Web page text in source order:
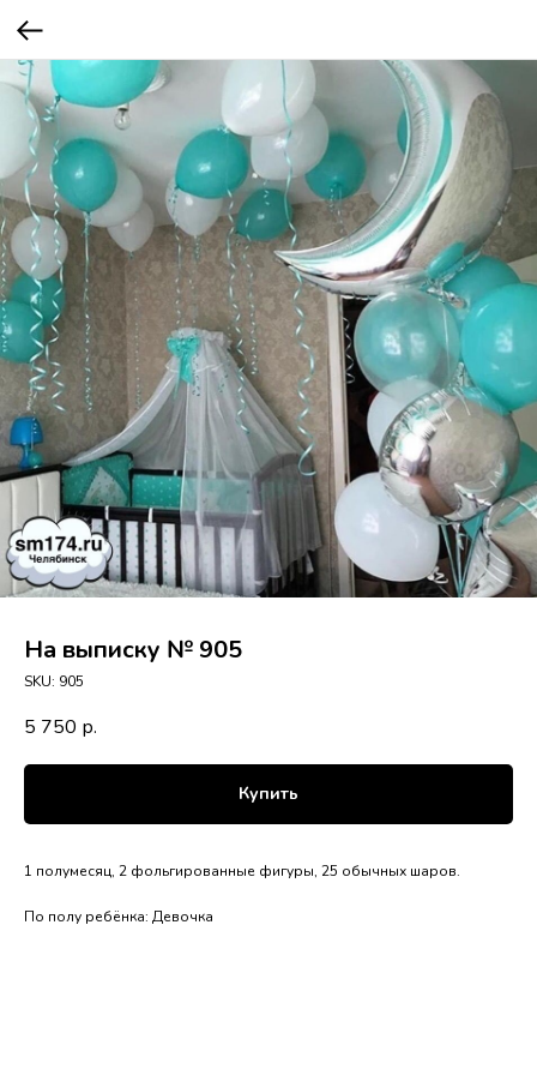
На выписку № 905
SKU: 905
5 750 р.
Купить
1 полумесяц, 2 фольгированные фигуры, 25 обычных шаров.
По полу ребёнка: Девочка